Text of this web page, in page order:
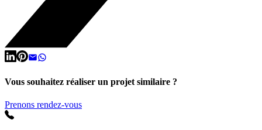
Vous souhaitez réaliser un projet similaire ?
Prenons rendez-vous